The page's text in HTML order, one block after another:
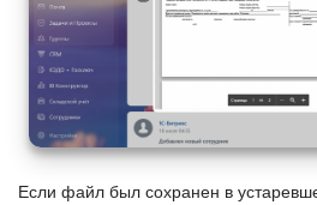
Проекты AI
Мессенджер
Календарь
Если файл был сохранен в